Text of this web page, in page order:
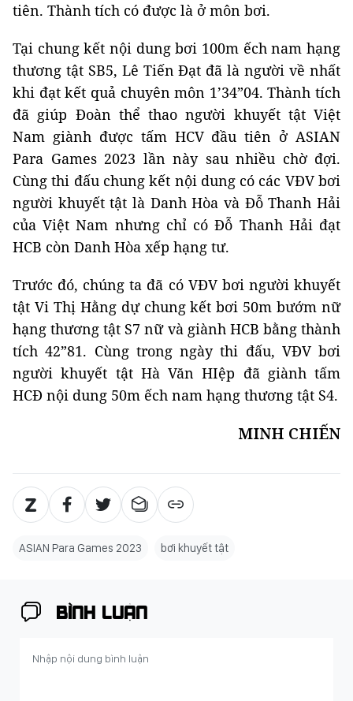
tiên. Thành tích có được là ở môn bơi.
Tại chung kết nội dung bơi 100m ếch nam hạng
thương tật SB5, Lê Tiến Đạt đã là người về nhất
khi đạt kết quả chuyên môn 1’34”04. Thành tích
đã giúp Đoàn thể thao người khuyết tật Việt
Nam giành được tấm HCV đầu tiên ở ASIAN
Para Games 2023 lần này sau nhiều chờ đợi.
Cùng thi đấu chung kết nội dung có các VĐV bơi
người khuyết tật là Danh Hòa và Đỗ Thanh Hải
của Việt Nam nhưng chỉ có Đỗ Thanh Hải đạt
HCB còn Danh Hòa xếp hạng tư.
Trước đó, chúng ta đã có VĐV bơi người khuyết
tật Vi Thị Hằng dự chung kết bơi 50m bướm nữ
hạng thương tật S7 nữ và giành HCB bằng thành
tích 42”81. Cùng trong ngày thi đấu, VĐV bơi
người khuyết tật Hà Văn HIệp đã giành tấm
HCĐ nội dung 50m ếch nam hạng thương tật S4.
MINH CHIẾN
ASIAN Para Games 2023 bơi khuyết tật
BÌNH LUẬN